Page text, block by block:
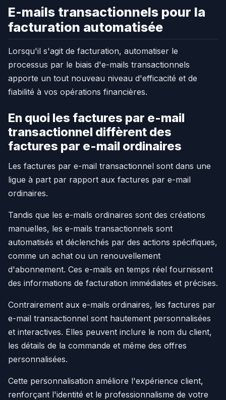
E-mails transactionnels pour la
facturation automatisée
Lorsqu'il s'agit de facturation, automatiser le
processus par le biais d'e-mails transactionnels
apporte un tout nouveau niveau d'efficacité et de
fiabilité à vos opérations financières.
En quoi les factures par e-mail
transactionnel diffèrent des
factures par e-mail ordinaires
Les factures par e-mail transactionnel sont dans une
ligue à part par rapport aux factures par e-mail
ordinaires.
Tandis que les e-mails ordinaires sont des créations
manuelles, les e-mails transactionnels sont
automatisés et déclenchés par des actions spécifiques,
comme un achat ou un renouvellement
d'abonnement. Ces e-mails en temps réel fournissent
des informations de facturation immédiates et précises.
Contrairement aux e-mails ordinaires, les factures par
e-mail transactionnel sont hautement personnalisées
et interactives. Elles peuvent inclure le nom du client,
les détails de la commande et même des offres
personnalisées.
Cette personnalisation améliore l'expérience client,
renforçant l'identité et le professionnalisme de votre